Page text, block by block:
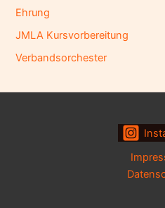
Ehrung
JMLA Kursvorbereitung
Verbandsorchester